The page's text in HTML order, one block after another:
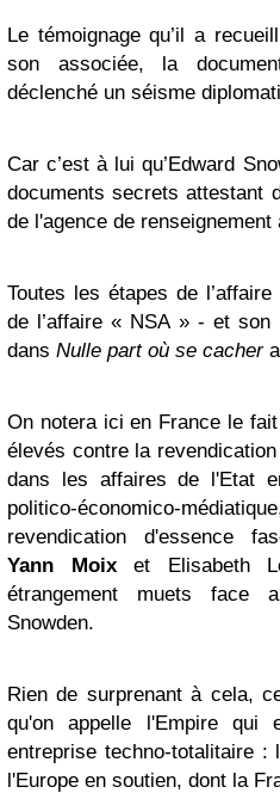
Le témoignage qu’il a
son associée, la
déclenché un séisme
Car c’est à lui qu’Edward
documents secrets attestant
de l'agence de
Toutes les étapes de
de l’affaire « NSA » - et son
dans Nulle part où se cacher
On notera ici en France le
élevés contre la
dans les affaires de l'Etat
politico-économico-
revendication d'essence
Yann Moixet Elisabeth
étrangement muets face
Snowden.
Rien de surprenant à cela,
qu'on appelle l'Empire
entreprise techno-totalitaire
l'Europe en soutien, dont la